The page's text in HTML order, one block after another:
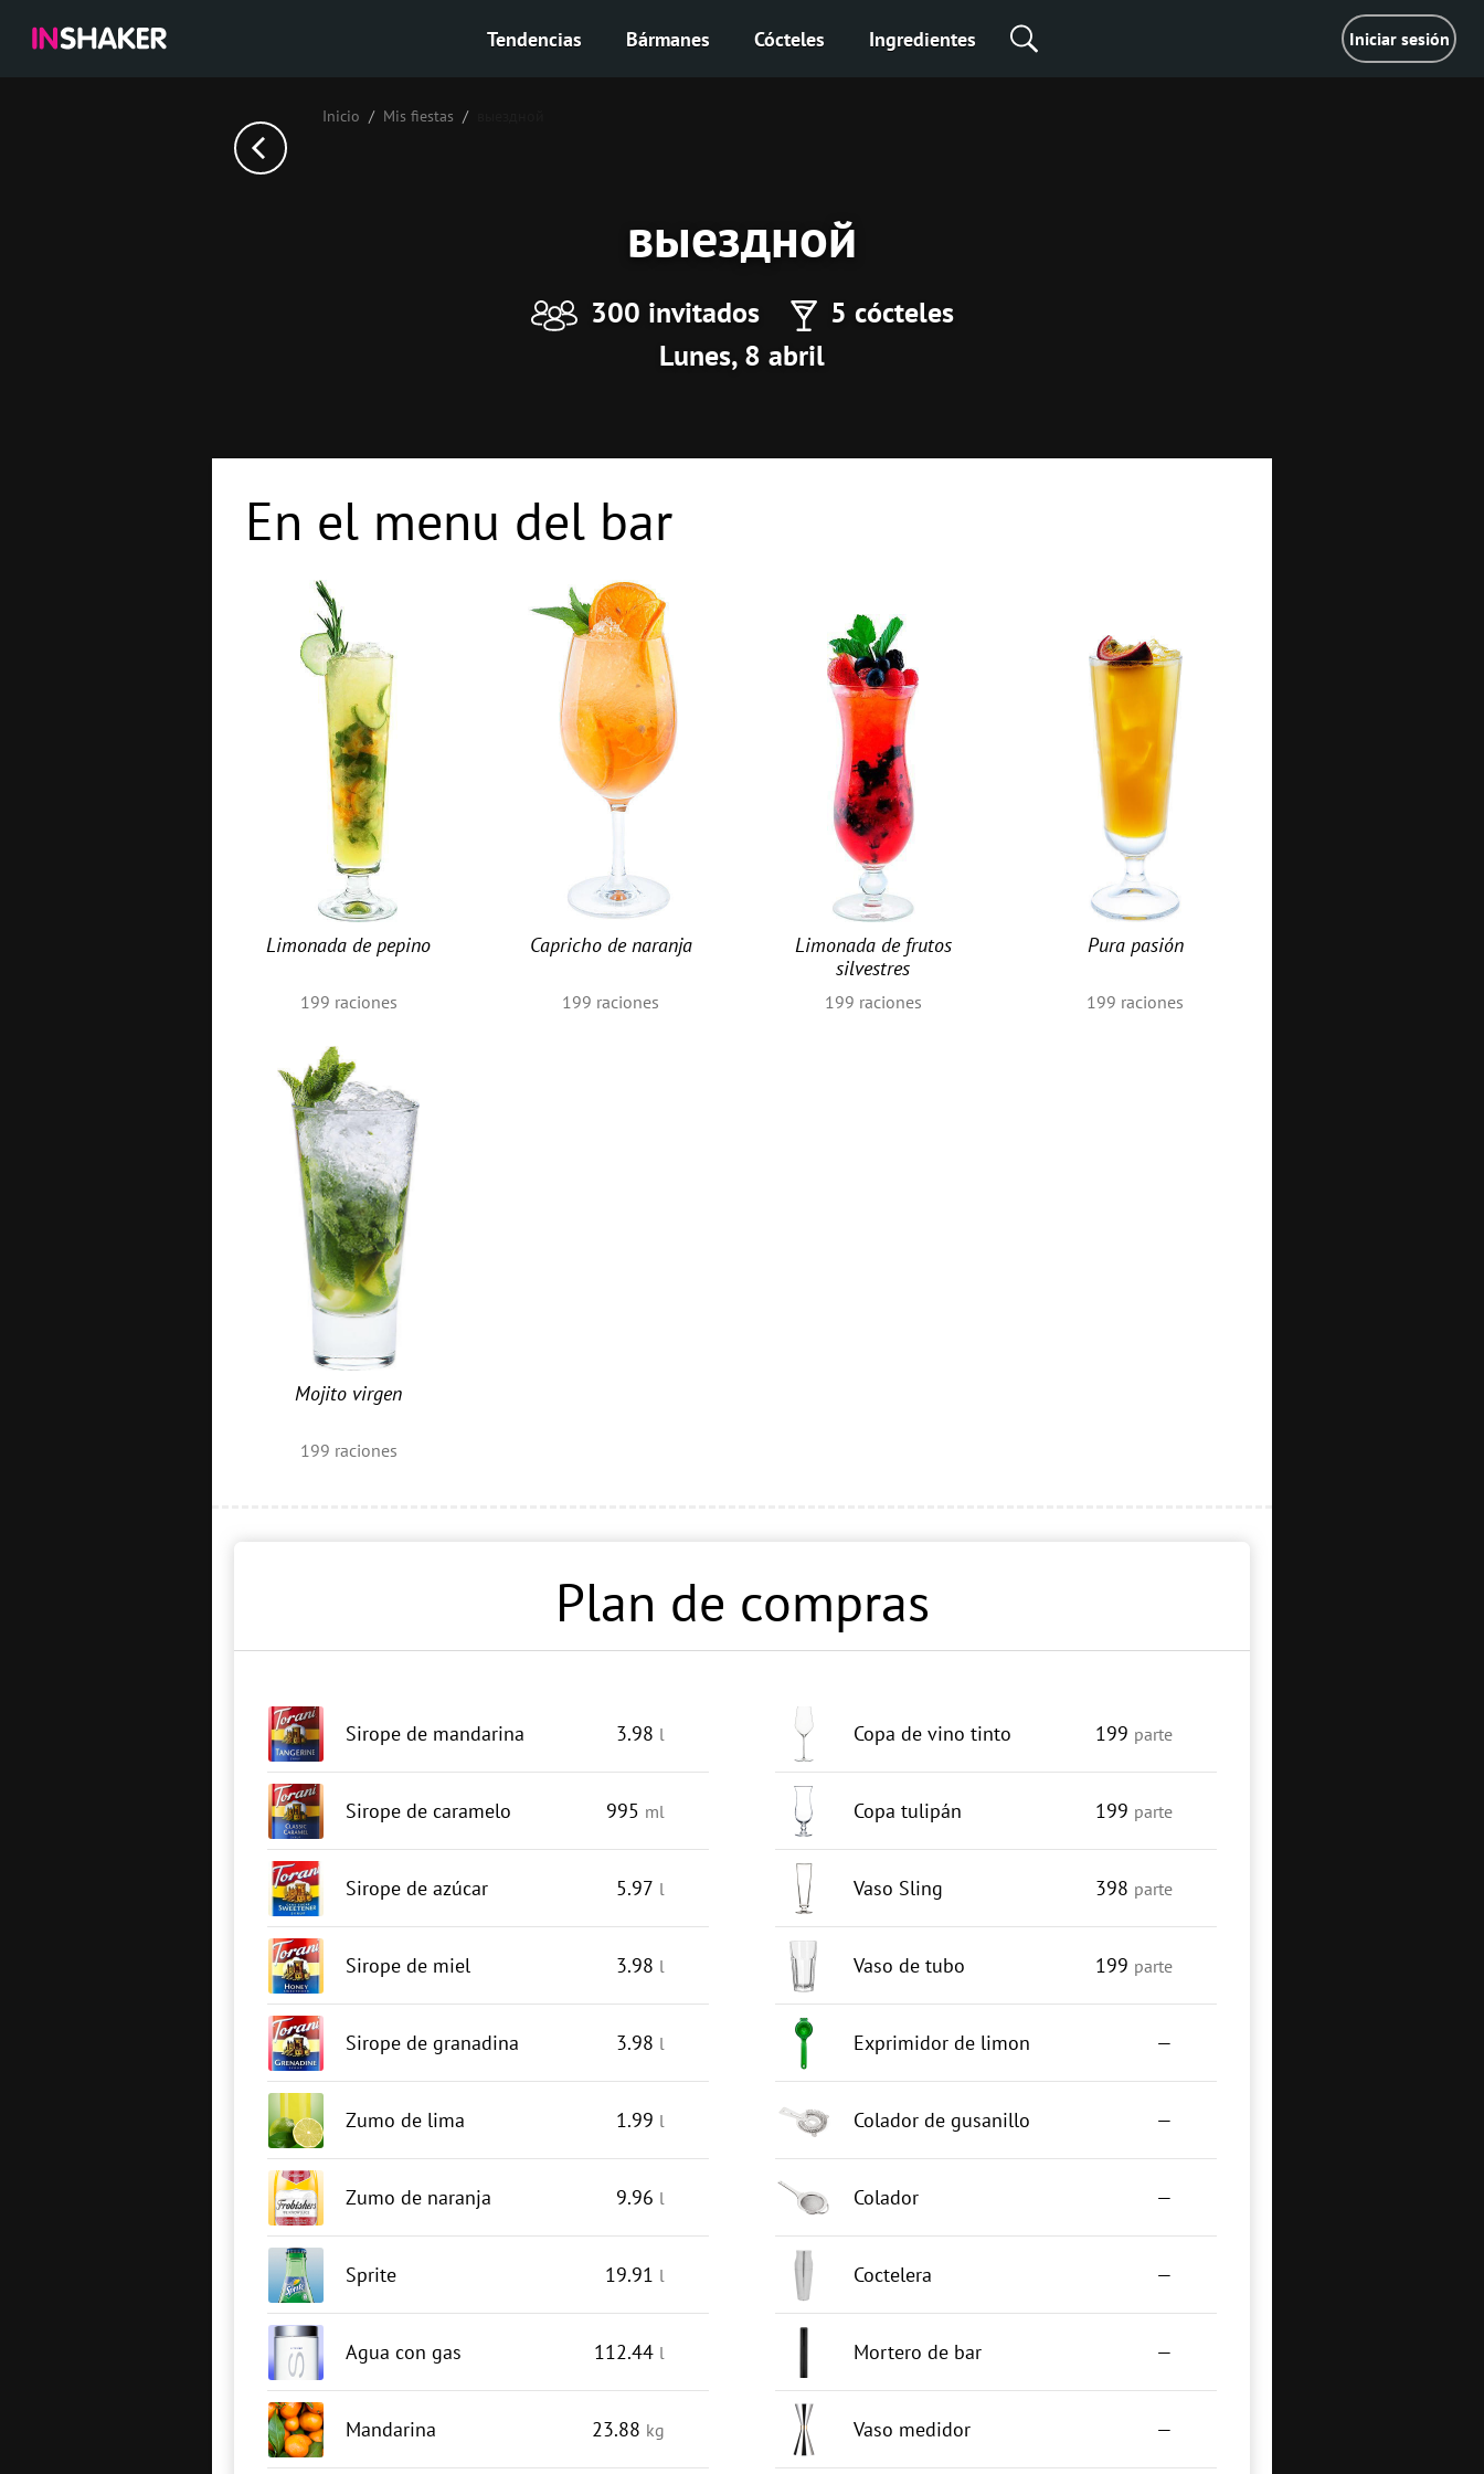
Tendencias Bármanes Cócteles Ingredientes Iniciar sesión
Inicio Mis fiestas
выездной
300 invitados
5 cócteles
Lunes, 8 abril
En el menu del bar
Limonada de pepino
199 raciones
Capricho de naranja
199 raciones
Limonada de frutos
silvestres
199 raciones
Pura pasión
199 raciones
Mojito virgen
199 raciones
Plan de compras
Sirope de mandarina 3.98 l
Sirope de caramelo 995 ml
Sirope de azúcar 5.97 l
Sirope de miel 3.98 l
Sirope de granadina 3.98 l
Zumo de lima 1.99 l
Zumo de naranja 9.96 l
Sprite 19.91 l
Agua con gas 112.44 l
Mandarina 23.88 kg
Copa de vino tinto 199 parte
Copa tulipán 199 parte
Vaso Sling 398 parte
Vaso de tubo 199 parte
Exprimidor de limon —
Colador de gusanillo —
Colador —
Coctelera —
Mortero de bar —
Vaso medidor —